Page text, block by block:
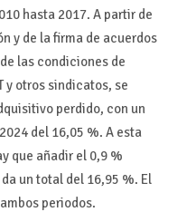
hasta 2017. A partir de
y de la firma de acuerdos
las condiciones de
y otros sindicatos, se
perdido, con un
del 16,05 %. A esta
que añadir el 0,9 %
un total del 16,95 %. El
periodos.